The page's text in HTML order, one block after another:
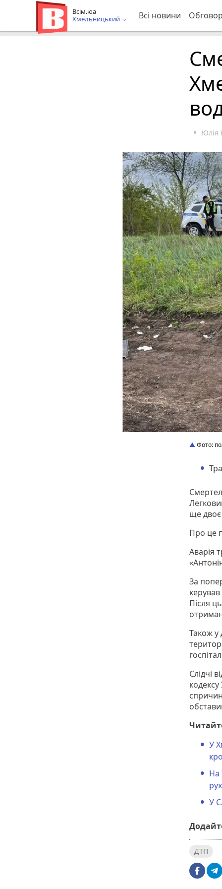
Всім.юа
Хмельницький
Всі новини
Юлія
Фото:
ще двоє
Про це
Аварія
За
Після
Також у
Слідчі
У
На
У
ДТП